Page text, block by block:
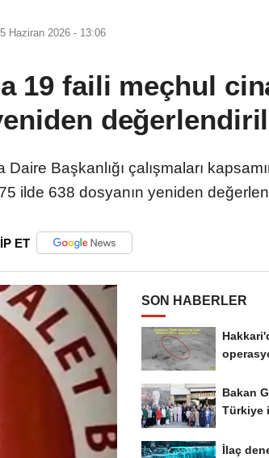
Haziran 2026 - 13:06
19 faili meçhul
Başkanlığı çalışmaları
ilde 638 dosyanın yeniden
ET
SON HABERLER
Bakan
Türkiye
İlaç